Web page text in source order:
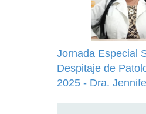
Jornada Especial
Despitaje de
2025 - Dra.